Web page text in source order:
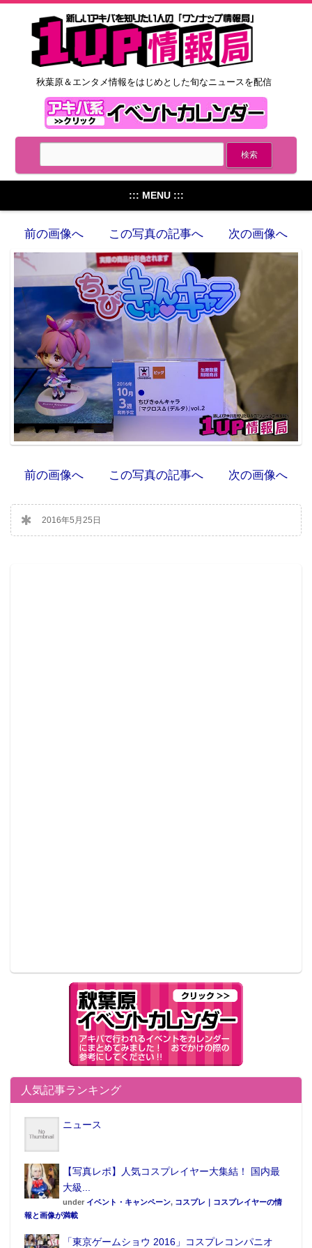
秋葉原＆エンタメ情報をはじめとした旬なニュースを配信
::: MENU :::
前の画像へ この写真の記事へ 次の画像へ
前の画像へ この写真の記事へ 次の画像へ
2016年5月25日
人気記事ランキング
ニュース
【写真レポ】人気コスプレイヤー大集結！ 国内最
大級...
under イベント・キャンペーン, コスプレ｜コスプレイヤーの情
報と画像が満載
「東京ゲームショウ 2016」コスプレコンパニオ